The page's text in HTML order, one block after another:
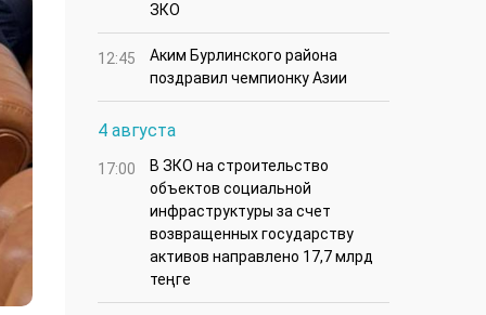
ЗКО
12:45
Аким Бурлинского района
поздравил чемпионку Азии
4 августа
17:00
В ЗКО на строительство
объектов социальной
инфраструктуры за счет
возвращенных государству
активов направлено 17,7 млрд
теңге